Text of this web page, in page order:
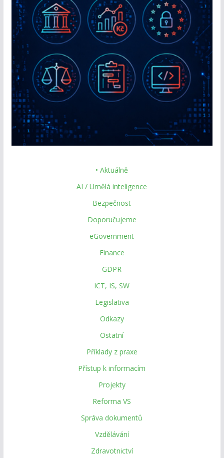
• Aktuálně
AI / Umělá inteligence
Bezpečnost
Doporučujeme
eGovernment
Finance
GDPR
ICT, IS, SW
Legislativa
Odkazy
Ostatní
Příklady z praxe
Přístup k informacím
Projekty
Reforma VS
Správa dokumentů
Vzdělávání
Zdravotnictví